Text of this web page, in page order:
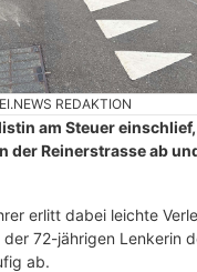
REDAKTION
am Steuer einschlief,
der Reinerstrasse ab
erlitt dabei leichte
72-jährigen Lenkerin
ab.